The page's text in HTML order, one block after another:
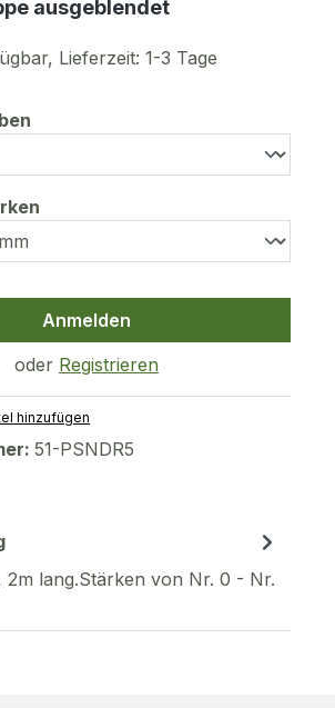
ausgeblendet
Lieferzeit: 1-3 Tage
Anmelden
oder Registrieren
hinzufügen
51-PSNDR5
lang.Stärken von Nr. 0 - Nr.